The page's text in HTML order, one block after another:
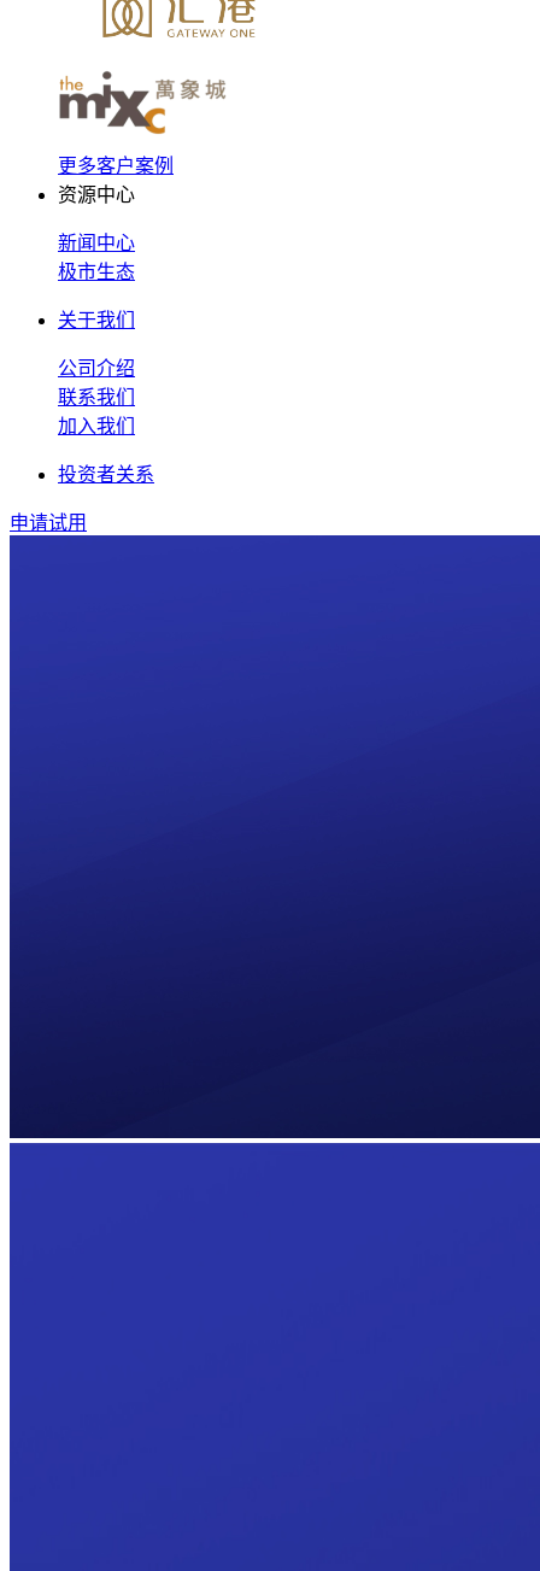
更多客户案例
资源中心
新闻中心
极市生态
关于我们
公司介绍
联系我们
加入我们
投资者关系
申请试用